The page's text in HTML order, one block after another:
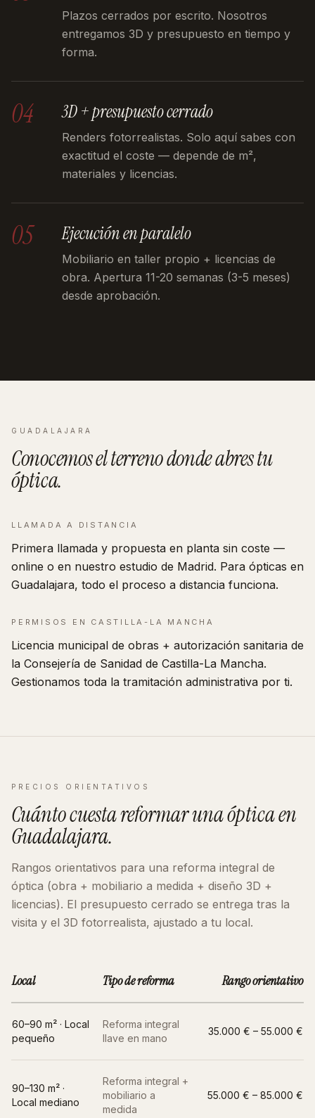
Plazos cerrados por escrito. Nosotros
entregamos 3D y presupuesto en tiempo y
forma.
04 3D + presupuesto cerrado
Renders fotorrealistas. Solo aquí sabes con
exactitud el coste — depende de m²,
materiales y licencias.
05 Ejecución en paralelo
Mobiliario en taller propio + licencias de
obra. Apertura 11-20 semanas (3-5 meses)
desde aprobación.
GUADALAJARA
Conocemos el terreno donde abres tu
óptica.
LLAMADA A DISTANCIA
Primera llamada y propuesta en planta sin coste —
online o en nuestro estudio de Madrid. Para ópticas en
Guadalajara, todo el proceso a distancia funciona.
PERMISOS EN CASTILLA-LA MANCHA
Licencia municipal de obras + autorización sanitaria de
la Consejería de Sanidad de Castilla-La Mancha.
Gestionamos toda la tramitación administrativa por ti.
PRECIOS ORIENTATIVOS
Cuánto cuesta reformaruna ópticaen
Guadalajara.
Rangos orientativos para una reforma integral de
óptica (obra + mobiliario a medida + diseño 3D +
licencias). El presupuesto cerrado se entrega tras la
visita y el 3D fotorrealista, ajustado a tu local.
Local Tipo de reforma Rango orientativo
60–90 m² · Local
pequeño
Reforma integral
llave en mano
35.000 € – 55.000 €
90–130 m² ·
Local mediano
Reforma integral +
mobiliario a
medida
55.000 € – 85.000 €